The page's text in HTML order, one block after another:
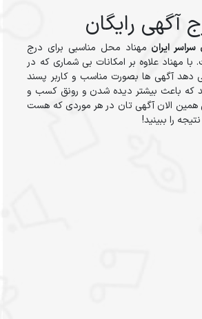
آگهی رایگان
ایران مهناد محل مناسبی برای درج
مهناد علاوه بر امکانات بی شماری که در
می دهد آگهی ها بصورت مناسب و کاربر پسند
که باعث بیشتر دیده شدن و رونق کسب و
الان آگهی تان در هر موردی که هست
را ببینید!